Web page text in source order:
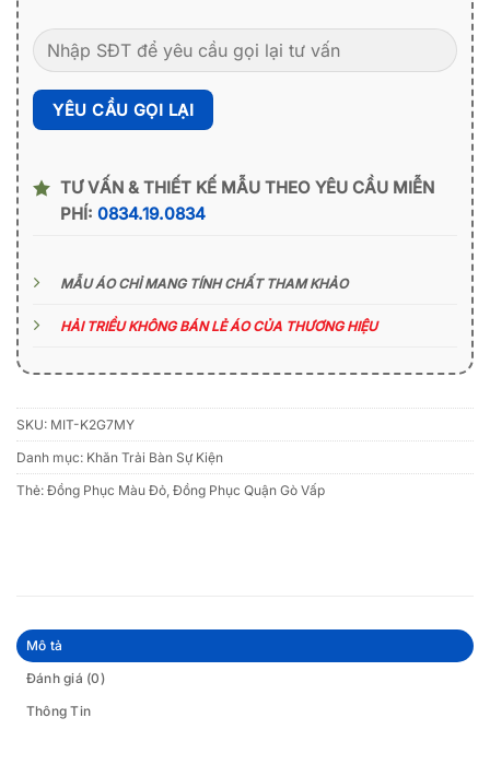
TƯ VẤN & THIẾT KẾ MẪU THEO YÊU CẦU MIỄN
PHÍ: 0834.19.0834
MẪU ÁO CHỈ MANG TÍNH CHẤT THAM KHẢO
HẢI TRIỀU KHÔNG BÁN LẺ ÁO CỦA THƯƠNG HIỆU
SKU: MIT-K2G7MY
Danh mục: Khăn Trải Bàn Sự Kiện
Thẻ: Đồng Phục Màu Đỏ Đồng Phục Quận Gò Vấp
Mô tả
Đánh giá (0)
Thông Tin